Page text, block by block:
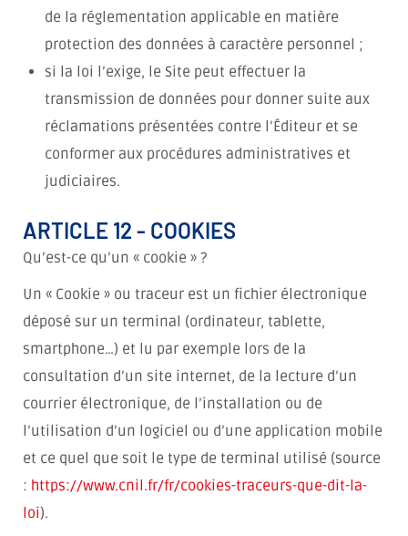
de la réglementation applicable en matière
protection des données à caractère personnel ;
si la loi l’exige, le Site peut effectuer la
transmission de données pour donner suite aux
réclamations présentées contre l’Éditeur et se
conformer aux procédures administratives et
judiciaires.
ARTICLE 12 - COOKIES
Qu’est-ce qu’un « cookie » ?
Un « Cookie » ou traceur est un fichier électronique
déposé sur un terminal (ordinateur, tablette,
smartphone…) et lu par exemple lors de la
consultation d’un site internet, de la lecture d’un
courrier électronique, de l’installation ou de
l’utilisation d’un logiciel ou d’une application mobile
et ce quel que soit le type de terminal utilisé (source
: https://www.cnil.fr/fr/cookies-traceurs-que-dit-la-
loi).